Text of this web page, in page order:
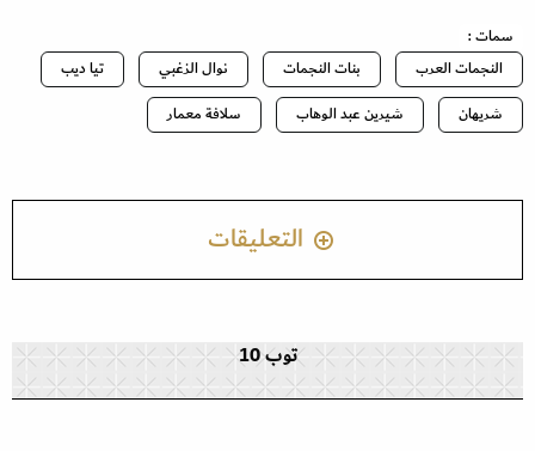
سمات :
النجمات العرب
بنات النجمات نوال الزغبي
تيا ديب
شريهان
شيرين عبد الوهاب سلافة معمار
التعليقات
توب 10